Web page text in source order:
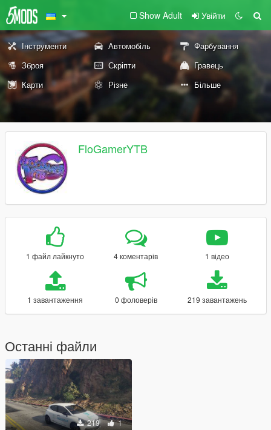
Show Adult Увійти
Інструменти Автомобіль
Фарбування
Зброя
Скріпти
Гравець
Карти
Різне Більше
FloGamerYTB
1 файл лайкнуто 4 коментарів 1 відео
1 завантаження 0 фоловерів 219 завантажень
Останні файли
219 1